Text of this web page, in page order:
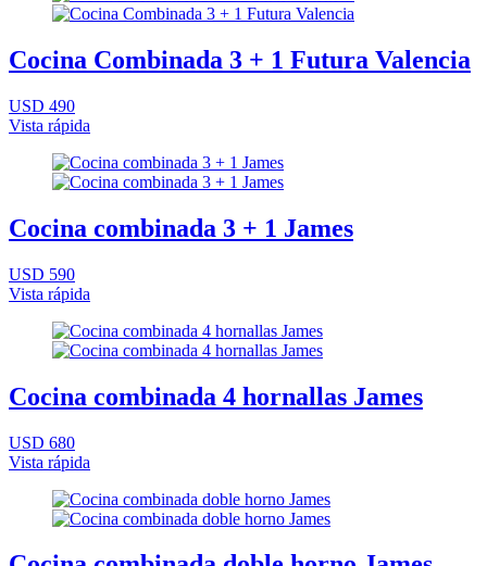
Cocina Combinada 3 + 1 Futura Valencia
USD 490
Vista rápida
Cocina combinada 3 + 1 James
USD 590
Vista rápida
Cocina combinada 4 hornallas James
USD 680
Vista rápida